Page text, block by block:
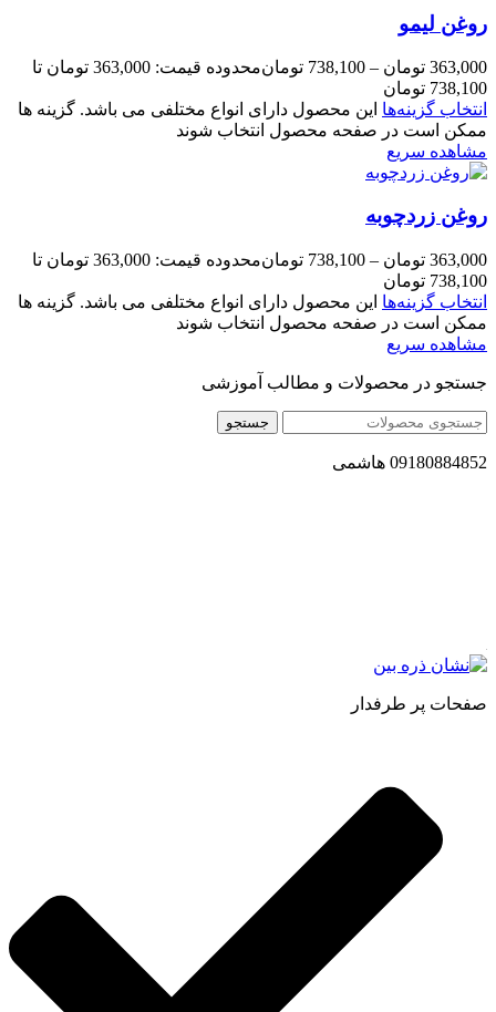
روغن لیمو
363,000 تومان –
738,100 تومان
محدوده قیمت: 363,000 تومان تا
738,100 تومان
انتخاب گزینه‌ها این محصول دارای انواع مختلفی می باشد. گزینه ها
ممکن است در صفحه محصول انتخاب شوند
مشاهده سریع
روغن زردچوبه
363,000 تومان –
738,100 تومان
محدوده قیمت: 363,000 تومان تا
738,100 تومان
انتخاب گزینه‌ها این محصول دارای انواع مختلفی می باشد. گزینه ها
ممکن است در صفحه محصول انتخاب شوند
مشاهده سریع
جستجو در محصولات و مطالب آموزشی
جستجو
09180884852 هاشمی
صفحات پر طرفدار